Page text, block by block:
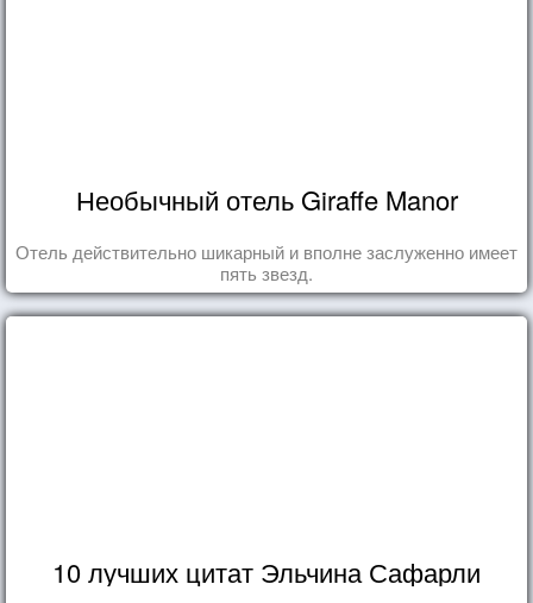
Необычный отель Giraffe Manor
Отель действительно шикарный и вполне заслуженно имеет
пять звезд.
10 лучших цитат Эльчина Сафарли